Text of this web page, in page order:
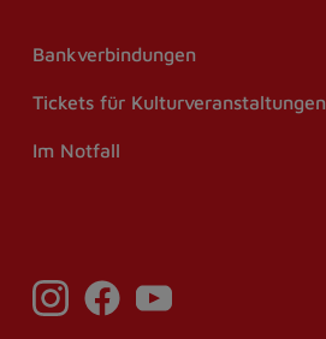
Bankverbindungen
Tickets für Kulturveranstaltungen
Im Notfall